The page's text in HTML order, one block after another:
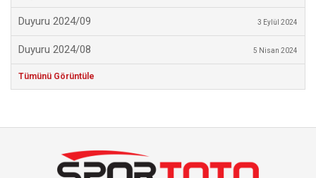
Duyuru 2024/09 3 Eylül 2024
Duyuru 2024/08 5 Nisan 2024
Tümünü Görüntüle